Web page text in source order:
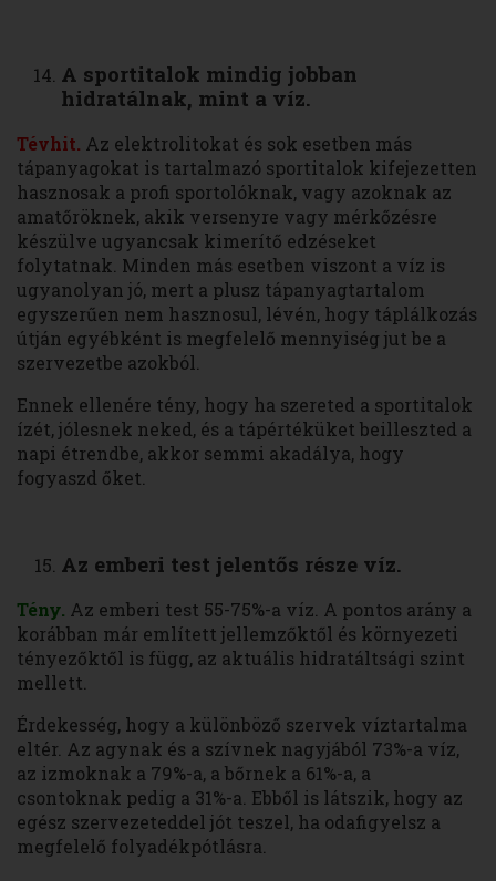
A sportitalok mindig jobban
hidratálnak, mint a víz.
Tévhit. Az elektrolitokat és sok esetben más
tápanyagokat is tartalmazó sportitalok kifejezetten
hasznosak a profi sportolóknak, vagy azoknak az
amatőröknek, akik versenyre vagy mérkőzésre
készülve ugyancsak kimerítő edzéseket
folytatnak. Minden más esetben viszont a víz is
ugyanolyan jó, mert a plusz tápanyagtartalom
egyszerűen nem hasznosul, lévén, hogy táplálkozás
útján egyébként is megfelelő mennyiség jut be a
szervezetbe azokból.
Ennek ellenére tény, hogy ha szereted a sportitalok
ízét, jólesnek neked, és a tápértéküket beilleszted a
napi étrendbe, akkor semmi akadálya, hogy
fogyaszd őket.
Az emberi test jelentős része víz.
Tény. Az emberi test 55-75%-a víz. A pontos arány a
korábban már említett jellemzőktől és környezeti
tényezőktől is függ, az aktuális hidratáltsági szint
mellett.
Érdekesség, hogy a különböző szervek víztartalma
eltér. Az agynak és a szívnek nagyjából 73%-a víz,
az izmoknak a 79%-a, a bőrnek a 61%-a, a
csontoknak pedig a 31%-a. Ebből is látszik, hogy az
egész szervezeteddel jót teszel, ha odafigyelsz a
megfelelő folyadékpótlásra.